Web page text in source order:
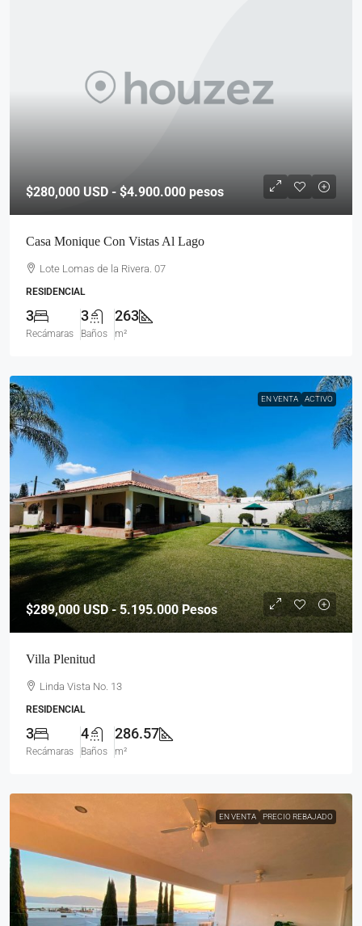
$280,000 USD - $4.900.000 pesos
Casa Monique Con Vistas Al Lago
Lote Lomas de la Rivera. 07
RESIDENCIAL
3
Recámaras
3
Baños
263
m²
EN VENTA ACTIVO
$289,000USD - 5.195.000 Pesos
Villa Plenitud
Linda Vista No. 13
RESIDENCIAL
3
Recámaras
4
Baños
286.57
m²
EN VENTA PRECIO REBAJADO